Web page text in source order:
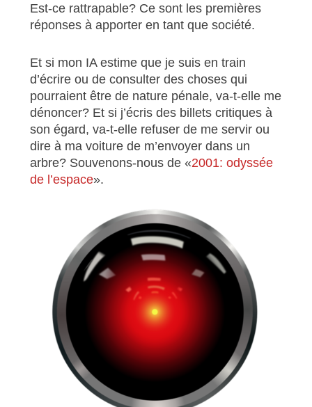
Est-ce rattrapable? Ce sont les premières
réponses à apporter en tant que société.
Et si mon IA estime que je suis en train
d’écrire ou de consulter des choses qui
pourraient être de nature pénale, va-t-elle me
dénoncer? Et si j’écris des billets critiques à
son égard, va-t-elle refuser de me servir ou
dire à ma voiture de m’envoyer dans un
arbre? Souvenons-nous de «2001: odyssée
de l’espace».